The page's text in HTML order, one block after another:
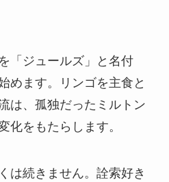
「ジュールズ」と名付
めます。リンゴを主食と
は、孤独だったミルトン
化をもたらします。
は続きません。詮索好き